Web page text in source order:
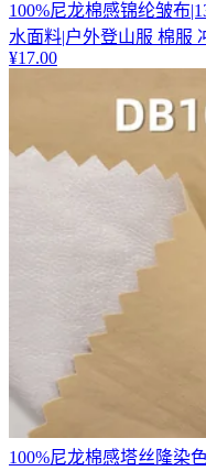
100%尼龙棉感锦纶皱布
水面料|户外登山服 棉服
¥17.00
100%尼龙棉感塔丝隆染